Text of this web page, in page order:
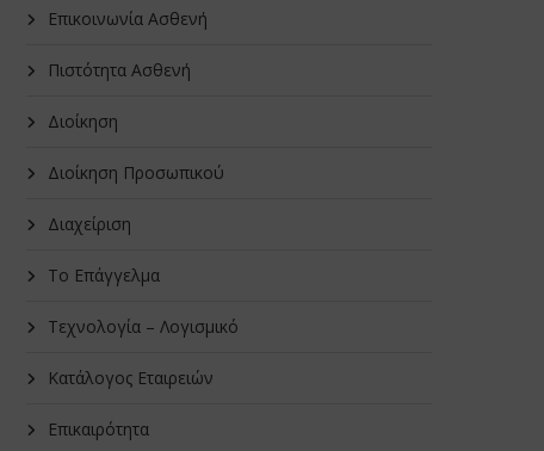
Επικοινωνία Ασθενή
Πιστότητα Ασθενή
Διοίκηση
Διοίκηση Προσωπικού
Διαχείριση
Το Επάγγελμα
Τεχνολογία – Λογισμικό
Κατάλογος Εταιρειών
Επικαιρότητα